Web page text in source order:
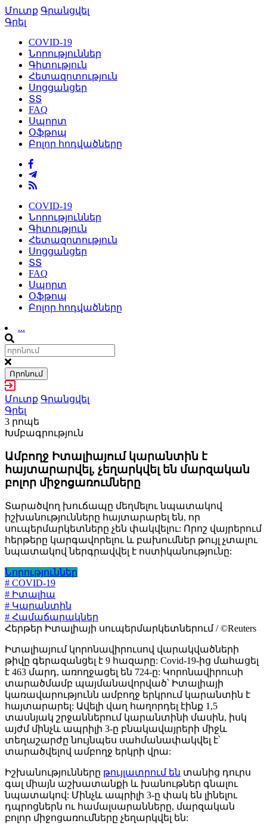
Մուտք Գրանցվել
Գրել
COVID-19
Նորություններ
Գիտություն
Հետազոտություն
Սոցցանցեր
ՏՏ
FAQ
Սպորտ
Օֆթոպ
Բոլոր հոդվածները
COVID-19
Նորություններ
Գիտություն
Հետազոտություն
Սոցցանցեր
ՏՏ
FAQ
Սպորտ
Օֆթոպ
Բոլոր հոդվածները
...
Որոնում
Մուտք Գրանցվել
Գրել
3 րոպե
Խմբագրություն
Ամբողջ Իտալիայում կարանտին է
հայտարարվել, չեղարկվել են մարզական
բոլոր միջոցառումները
Տարածվող խուճապը մեղմելու նպատակով
իշխանությունները հայտարարել են, որ
սուպերմարկետները չեն փակվելու: Որոշ վայրերում
հերթերը կարգավորելու և բախումներ թույլ չտալու
նպատակով ներգրավվել է ոստիկանությունը:
Նորություններ
# COVID-19
# Իտալիա
# Կարանտին
# Համաճարակներ
Հերթեր Իտալիայի սուպերմարկետներում / ©Reuters
Իտալիայում կորոնավիրուսով վարակվածների
թիվը գերազանցել է 9 հազարը: Covid-19-ից մահացել
է 463 մարդ, առողջացել են 724-ը: Կորոնավիրուսի
տարածմամբ պայմանավորված՝ Իտալիայի
կառավարությունն ամբողջ երկրում կարանտին է
հայտարարել: Ավելի վաղ հաղորդել էինք 1,5
տասնյակ շրջաններում կարանտինի մասին, իսկ
այժմ մինչև ապրիլի 3-ը բնակավայրերի միջև
տեղաշարժը նույնպես սահմանափակվել է՝
տարածվելով ամբողջ երկրի վրա:
Իշխանությունները թույլատրում են տանից դուրս
գալ միայն աշխատանքի և խանութներ գնալու
նպատակով: Մինչև ապրիլի 3-ը փակ են լինելու
դպրոցներն ու համալսարանները, մարզական
բոլոր միջոցառումները չեղարկվել են: